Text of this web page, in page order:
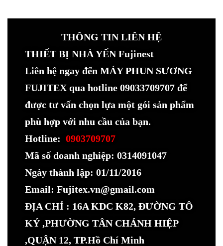
THÔNG TIN LIÊN HỆ
THIẾT BỊ NHÀ YẾN Fujinest
Liên hệ ngay đến MÁY PHUN SƯƠNG
FUJITEX qua hotline 09033709707 để
được tư vấn chọn lựa một gói sản phẩm
phù hợp với nhu cầu của bạn.
Hotline: 0903709707
Mã số doanh nghiệp: 0314091047
Ngày thành lập: 01/11/2016
Email: Fujitex.vn@gmail.com
ĐỊA CHỈ : 16A KDC K82, ĐƯỜNG TÔ
KÝ ,PHƯỜNG TÂN CHÁNH HIỆP
,QUẬN 12, TP.Hồ Chí Minh